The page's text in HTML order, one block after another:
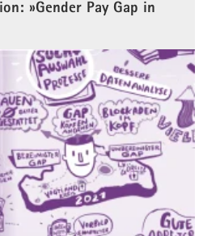
»Gender Pay Gap in